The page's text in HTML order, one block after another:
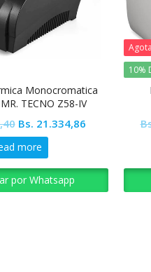
Monocromatica
TECNO Z58-IV
Original
price
was:
Bs. 23.705,40.
Bs. 21.334,86Current
Bs.
more
por Whatsapp
10%